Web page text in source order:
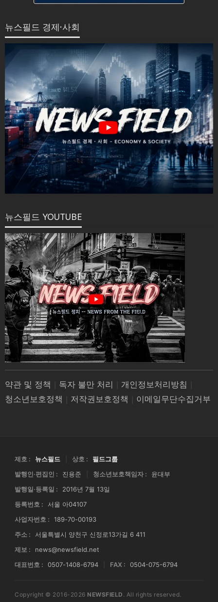
뉴스필드 경제·사회
뉴스필드 YOUTUBE
약관 및 정책 독자 불만 처리 개인정보처리방침
청소년보호정책
저작권보호정책 이메일무단수집거부
제호 : 뉴스필드 상호 :
필드그룹
발행인·편집인 :
진용준 청소년보호책임자 :
윤대부
발행일·등록일 :
2016년 7월 13일
등록번호 :
서울 아04107
사업자번호 :
189-70-00193
주소 :
서울특별시 양천구 신정로13가길 6 411
제보 :
news@newsfield.net
대표번호 :
0507-1408-6794 FAX : 0504-075-6794
Copyright © 2016-2026 NEWSFIELD . All rights reserved.